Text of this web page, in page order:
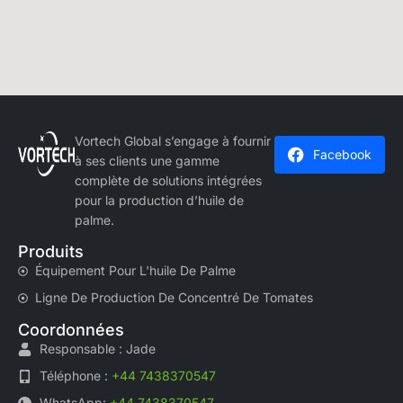
Vortech Global s’engage à fournir
à ses clients une gamme
complète de solutions intégrées
pour la production d’huile de
palme.
Facebook
Produits
Équipement Pour L'huile De Palme
Ligne De Production De Concentré De Tomates
Coordonnées
Responsable : Jade
Téléphone : +44 7438370547